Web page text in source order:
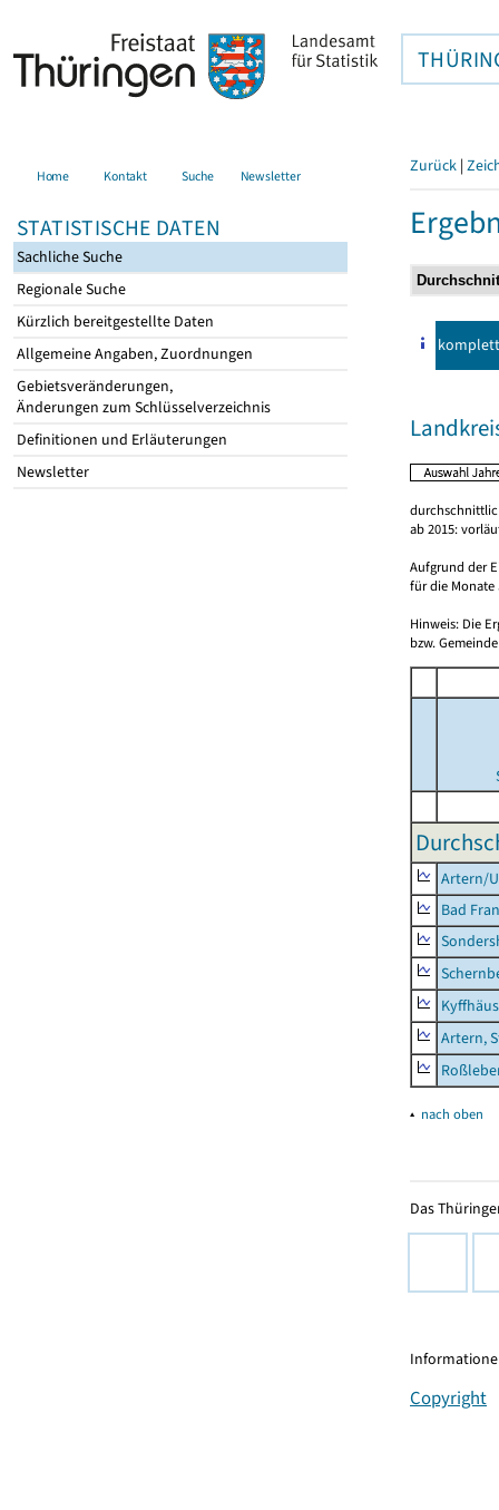
Home Kontakt Suche Newsletter
STATISTISCHE DATEN
Sachliche Suche
Regionale Suche
Kürzlich bereitgestellte Daten
Allgemeine Angaben, Zuordnungen
Gebietsveränderungen,
Änderungen zum Schlüsselverzeichnis
Definitionen und Erläuterungen
Newsletter
Zurück |
komplett
ab 2015:
Aufgrund der
für die Monate
Hinweis: Die
bzw.
Artern/
Bad
Artern,
▴ nach oben
Das
Copyright